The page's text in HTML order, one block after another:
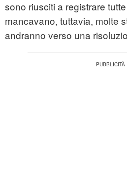
sono riusciti a registrare
mancavano, tuttavia, molte
andranno verso una